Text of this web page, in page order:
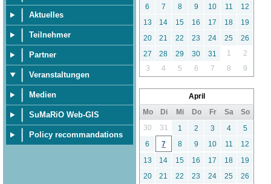
Aktuelles
Teilnehmer
Partner
Veranstaltungen
Medien
SuMaRiO Web-GIS
Policy recommandations
6
7 8 9 10 11
12
13
14 15 16 17 18
19
20
21 22 23 24 25
26
27
28 29 30 31 1
2
3
4 5 6 7 8 9
April
Mo
Di Mi Do Fr Sa
So
30
31 1 2 3 4
5
6
7 8 9 10 11
12
13
14 15 16 17 18
19
20
21 22 23 24 25
26